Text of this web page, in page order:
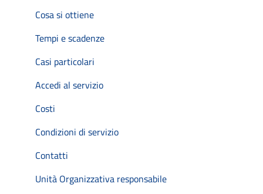
Cosa si ottiene
Tempi e scadenze
Casi particolari
Accedi al servizio
Costi
Condizioni di servizio
Contatti
Unità Organizzativa responsabile